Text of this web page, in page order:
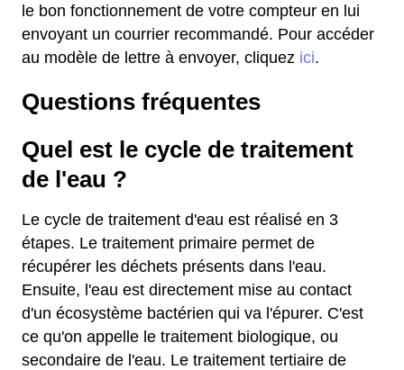
le bon fonctionnement de votre compteur en lui
envoyant un courrier recommandé. Pour accéder
au modèle de lettre à envoyer, cliquez ici.
Questions fréquentes
Quel est le cycle de traitement
de l'eau ?
Le cycle de traitement d'eau est réalisé en 3
étapes. Le traitement primaire permet de
récupérer les déchets présents dans l'eau.
Ensuite, l'eau est directement mise au contact
d'un écosystème bactérien qui va l'épurer. C'est
ce qu'on appelle le traitement biologique, ou
secondaire de l'eau. Le traitement tertiaire de